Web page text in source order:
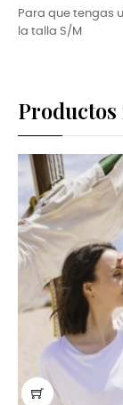
Para que tengas
la talla S/M